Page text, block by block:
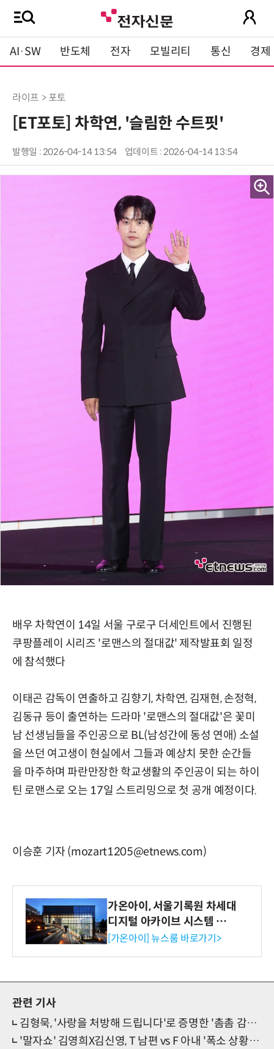
AI·SW 반도체 전자 모빌리티 통신 경제
라이프 > 포토
[ET포토] 차학연, '슬림한 수트핏'
발행일 : 2026-04-14 13:54 업데이트 : 2026-04-14 13:54
배우 차학연이 14일 서울 구로구 더세인트에서 진행된
쿠팡플레이 시리즈 '로맨스의 절대값' 제작발표회 일정
에 참석했다
이태곤 감독이 연출하고 김향기, 차학연, 김재현, 손정혁,
김동규 등이 출연하는 드라마 '로맨스의 절대값'은 꽃미
남 선생님들을 주인공으로 BL(남성간에 동성 연애) 소설
을 쓰던 여고생이 현실에서 그들과 예상치 못한 순간들
을 마주하며 파란만장한 학교생활의 주인공이 되는 하이
틴 로맨스로 오는 17일 스트리밍으로 첫 공개 예정이다.
이승훈 기자 (mozart1205@etnews.com)
가온아이, 서울기록원 차세대
디지털 아카이브 시스템 구축
수행
[가온아이] 뉴스룸 바로가기>
관련 기사
김형묵, '사랑을 처방해 드립니다'로 증명한 '촘촘 감정 연기'
'말자쇼' 김영희X김신영, T 남편 vs F 아내 '폭소 상황극'